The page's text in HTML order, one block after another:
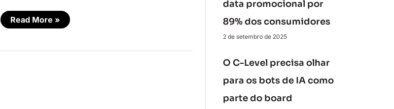
Read More »
data promocional por
89% dos consumidores
2 de setembro de 2025
O C-Level precisa olhar
para os bots de IA como
parte do board